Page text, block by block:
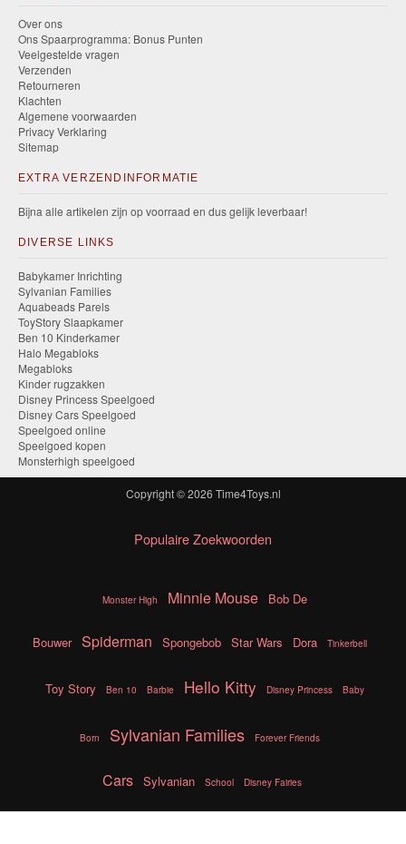
Over ons
Ons Spaarprogramma: Bonus Punten
Veelgestelde vragen
Verzenden
Retourneren
Klachten
Algemene voorwaarden
Privacy Verklaring
Sitemap
EXTRA VERZENDINFORMATIE
Bijna alle artikelen zijn op voorraad en dus gelijk leverbaar!
DIVERSE LINKS
Babykamer Inrichting
Sylvanian Families
Aquabeads Parels
ToyStory Slaapkamer
Ben 10 Kinderkamer
Halo Megabloks
Megabloks
Kinder rugzakken
Disney Princess Speelgoed
Disney Cars Speelgoed
Speelgoed online
Speelgoed kopen
Monsterhigh speelgoed
Copyright © 2026 Time4Toys.nl
Populaire Zoekwoorden
Monster High Minnie Mouse Bob De
Bouwer Spiderman Spongebob Star Wars Dora Tinkerbell
Toy Story Ben 10 Barbie Hello Kitty Disney Princess Baby
Born Sylvanian Families Forever Friends
Cars Sylvanian School Disney Fairies